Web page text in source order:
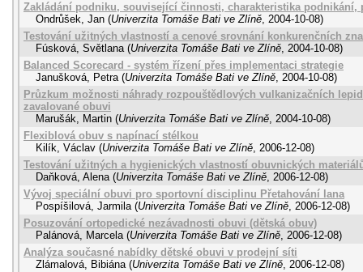
Zakládání podniku, související činnosti, charakteristika podnikání,
Ondrůšek, Jan (Univerzita Tomáše Bati ve Zlíně, 2004-10-08)
Testování užitných vlastností a cenové srovnání konkurenčních
Fúsková, Světlana (Univerzita Tomáše Bati ve Zlíně, 2004-10-08)
Balanced Scorecard - systém řízení přes implementaci strategie
Janušková, Petra (Univerzita Tomáše Bati ve Zlíně, 2004-10-08)
Průzkum možnosti náhrady rozpouštědlových vulkanizačních
zavalované obuvi
Marušák, Martin (Univerzita Tomáše Bati ve Zlíně, 2004-10-08)
Flexiblová obuv s napínací stélkou
Kilík, Václav (Univerzita Tomáše Bati ve Zlíně, 2006-12-08)
Testování užitných a hygienických vlastností obuvnických
Daňková, Alena (Univerzita Tomáše Bati ve Zlíně, 2006-12-08)
Vývoj speciální obuvi pro sportovní disciplinu Přetahování lana
Pospíšilová, Jarmila (Univerzita Tomáše Bati ve Zlíně, 2006-12-08)
Posuzování ortopedické nezávadnosti obuvi (dětská obuv)
Palánová, Marcela (Univerzita Tomáše Bati ve Zlíně, 2006-12-08)
Analýza současné nabídky dětské obuvi v prodejní síti
Zlámalová, Bibiána (Univerzita Tomáše Bati ve Zlíně, 2006-12-08)